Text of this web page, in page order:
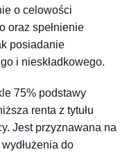
o celowości
oraz spełnienie
posiadanie
i nieskładkowego.
75% podstawy
renta z tytułu
Jest przyznawana na
do